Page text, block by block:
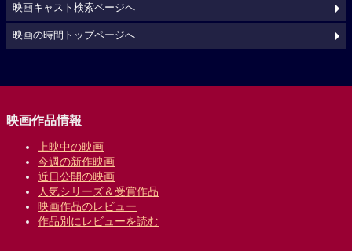
映画キャスト検索ページへ
映画の時間トップページへ
映画作品情報
上映中の映画
今週の新作映画
近日公開の映画
人気シリーズ＆受賞作品
映画作品のレビュー
作品別にレビューを読む